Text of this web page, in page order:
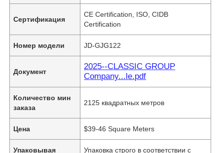
Сертификация
CE Certification, ISO, CIDB
Certification
Номер модели JD-GJG122
Документ
2025--CLASSIC GROUP
Company...le.pdf
Количество мин
заказа
2125 квадратных метров
Цена $39-46 Square Meters
Упаковывая
Упаковка строго в соответствии с